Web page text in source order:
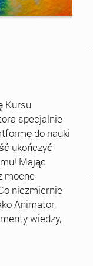
Kursu
specjalnie
do nauki
ukończyć
Mając
mocne
niezmiernie
Animator,
wiedzy,